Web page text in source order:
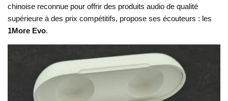
chinoise reconnue pour offrir des produits audio de qualité
supérieure à des prix compétitifs, propose ses écouteurs : les
1More Evo.